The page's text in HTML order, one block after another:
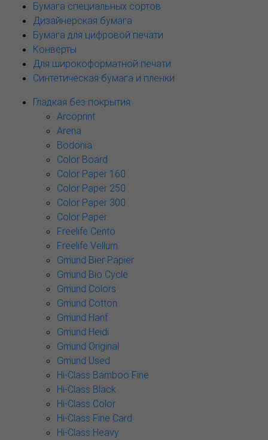
Бумага специальных сортов
Дизайнерская бумага
Бумага для цифровой печати
Конверты
Для широкоформатной печати
Синтетическая бумага и пленки
Гладкая без покрытия
Arcoprint
Arena
Bodonia
Color Board
Color Paper 160
Color Paper 250
Color Paper 300
Color Paper.
Freelife Cento
Freelife Vellum
Gmund Bier Papier
Gmund Bio Cycle
Gmund Colors
Gmund Cotton
Gmund Hanf
Gmund Heidi
Gmund Original
Gmund Used
Hi-Class Bamboo Fine
Hi-Class Black
Hi-Class Color
Hi-Class Fine Card
Hi-Class Heavy